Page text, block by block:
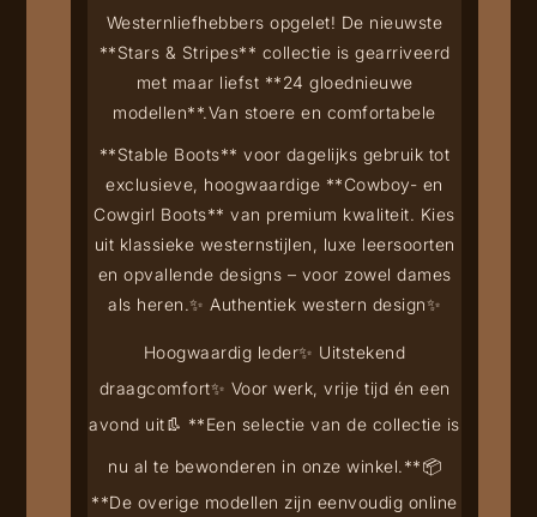
Westernliefhebbers opgelet! De nieuwste
**Stars & Stripes** collectie is gearriveerd
met maar liefst **24 gloednieuwe
modellen**.Van stoere en comfortabele
**Stable Boots** voor dagelijks gebruik tot
exclusieve, hoogwaardige **Cowboy- en
Cowgirl Boots** van premium kwaliteit. Kies
uit klassieke westernstijlen, luxe leersoorten
en opvallende designs – voor zowel dames
als heren.✨ Authentiek western design✨
Hoogwaardig leder✨ Uitstekend
draagcomfort✨ Voor werk, vrije tijd én een
avond uit👢 **Een selectie van de collectie is
nu al te bewonderen in onze winkel.**📦
**De overige modellen zijn eenvoudig online